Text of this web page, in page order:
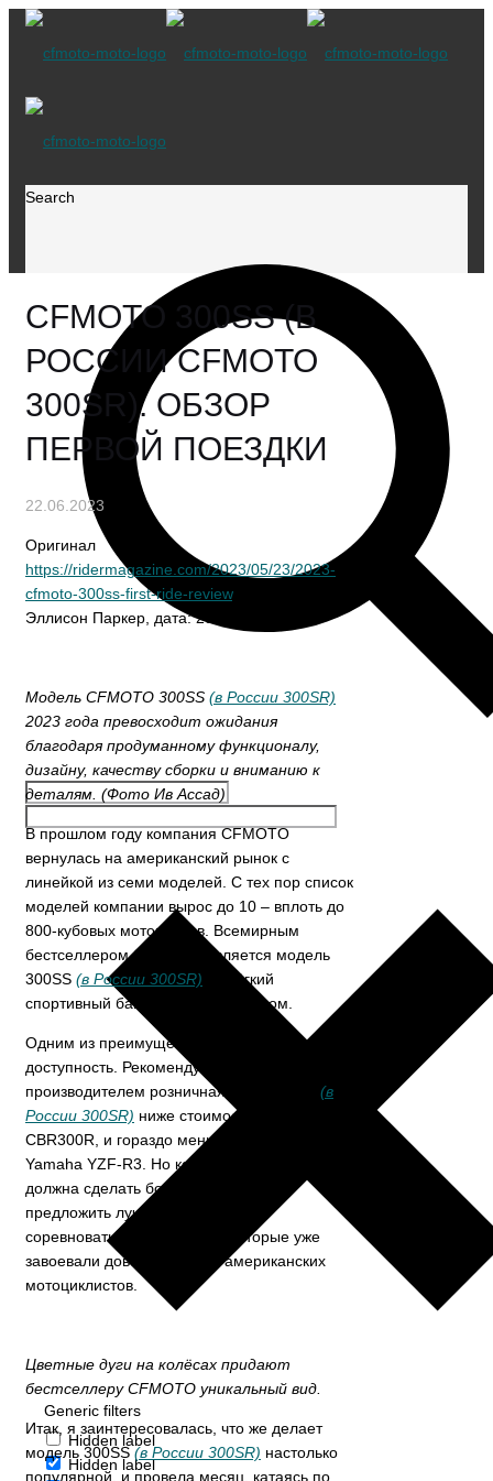
Search
Generic filters
Hidden label
Hidden label
CFMOTO 300SS (В
РОССИИ CFMOTO
300SR). ОБЗОР
ПЕРВОЙ ПОЕЗДКИ
22.06.2023
Оригинал
https://ridermagazine.com/2023/05/23/2023-
cfmoto-300ss-first-ride-review. Автор обзора:
Эллисон Паркер, дата: 23 мая 2023 г.
Модель CFMOTO 300SS (в России 300SR)
2023 года превосходит ожидания
благодаря продуманному функционалу,
дизайну, качеству сборки и вниманию к
деталям. (Фото Ив Ассад)
В прошлом году компания CFMOTO
вернулась на американский рынок с
линейкой из семи моделей. С тех пор список
моделей компании вырос до 10 – вплоть до
800-кубовых мотоциклов. Всемирным
бестселлером CFMOTO является модель
300SS (в России 300SR) — лёгкий
спортивный байк с полным обвесом.
Одним из преимуществ CFMOTO является
доступность. Рекомендуемая
производителем розничная цена 300SS (в
России 300SR) ниже стоимости Honda
CBR300R, и гораздо меньше, чем цена
Yamaha YZF-R3. Но компания CFMOTO
должна сделать больше, чем просто
предложить лучшую цену, чтобы
соревноваться с брендами, которые уже
завоевали доверие многих американских
мотоциклистов.
Цветные дуги на колёсах придают
бестселлеру CFMOTO уникальный вид.
Итак, я заинтересовалась, что же делает
модель 300SS (в России 300SR) настолько
популярной, и провела месяц, катаясь по